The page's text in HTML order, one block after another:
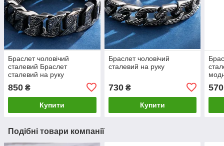
Браслет чоловічий
сталевий Браслет
сталевий на руку
850 ₴
Купити
Браслет чоловічий
сталевий на руку
730₴
Купити
570
Подібні товари компанії